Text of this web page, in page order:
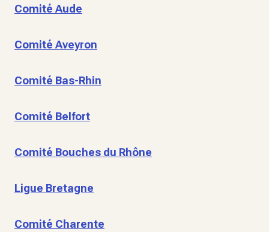
Comité Aude
Comité Aveyron
Comité Bas-Rhin
Comité Belfort
Comité Bouches du Rhône
Ligue Bretagne
Comité Charente